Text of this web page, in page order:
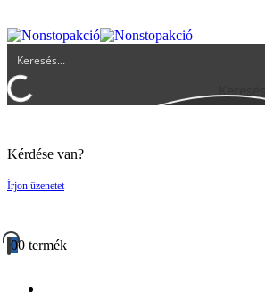
Keresés
Kérdése van?
Írjon üzenetet
00 termék